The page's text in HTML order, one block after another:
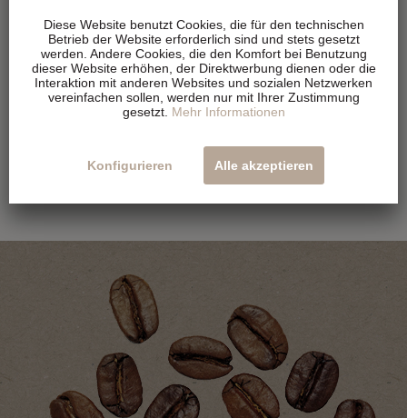
Paul Bentkowski am 11.06.2022
hochwertig; da schmeckt der Espresso gleich nochmal viel
Diese Website benutzt Cookies, die für den technischen
Betrieb der Website erforderlich sind und stets gesetzt
werden. Andere Cookies, die den Komfort bei Benutzung
dieser Website erhöhen, der Direktwerbung dienen oder die
Interaktion mit anderen Websites und sozialen Netzwerken
vereinfachen sollen, werden nur mit Ihrer Zustimmung
gesetzt. Mehr Informationen
Konfigurieren Alle akzeptieren